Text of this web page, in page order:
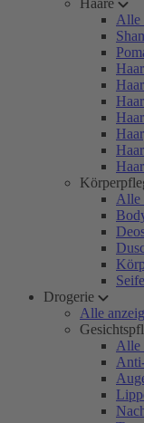
Haare
Alle
Alle
Seife
Drogerie
Alle
Alle